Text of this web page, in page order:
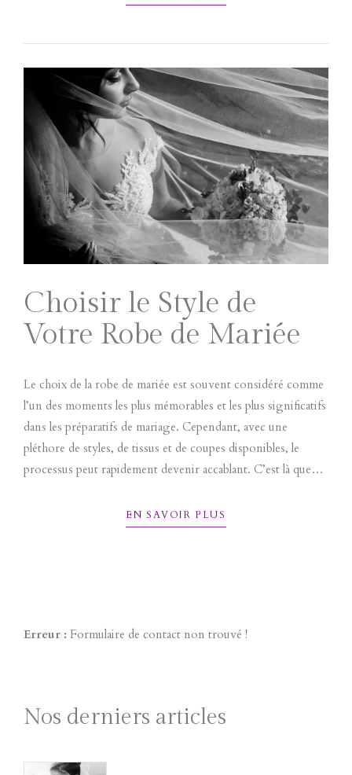
Choisir le Style de
Votre Robe de Mariée
Le choix de la robe de mariée est souvent considéré comme
l’un des moments les plus mémorables et les plus significatifs
dans les préparatifs de mariage. Cependant, avec une
pléthore de styles, de tissus et de coupes disponibles, le
processus peut rapidement devenir accablant. C’est là que
EN SAVOIR PLUS
Erreur : Formulaire de contact non trouvé !
Nos derniers articles